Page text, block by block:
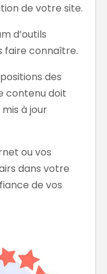
de votre site.
d’outils
faire connaître.
des
contenu doit
à jour
ou vos
dans votre
de vos